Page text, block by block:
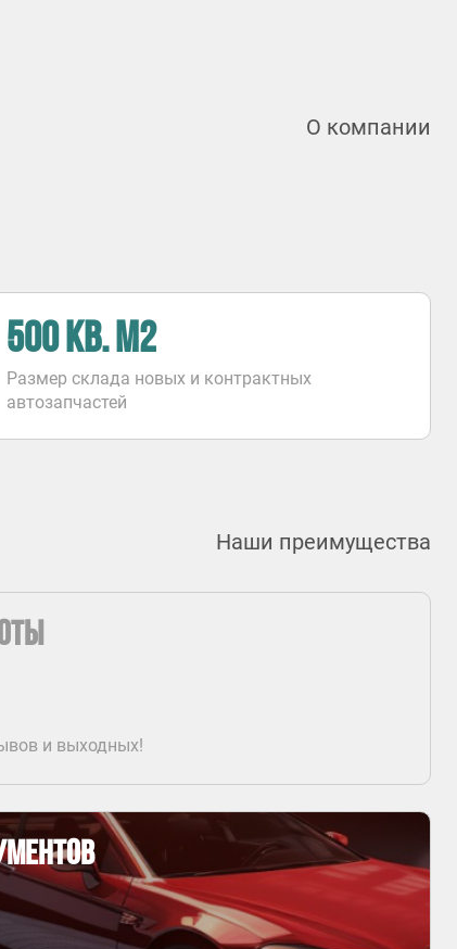
О компании
500 КВ. М2
Размер склада новых и контрактных
автозапчастей
Наши преимущества
и выходных!